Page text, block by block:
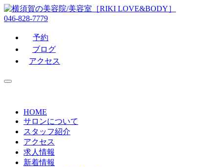
046-828-7779
予約
ブログ
アクセス
HOME
サロンについて
スタッフ紹介
アクセス
求人情報
新着情報